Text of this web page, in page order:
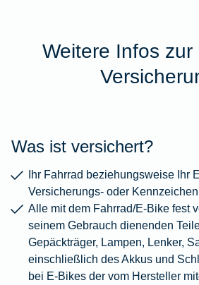
Weitere Infos zur
Was ist versichert?
Ihr Fahrrad beziehungsweise Ihr
Versicherungs- oder
Alle mit dem Fahrrad/E-Bike fest
seinem Gebrauch dienenden
Gepäckträger, Lampen, Lenker,
einschließlich des Akkus und
bei E-Bikes der vom Hersteller